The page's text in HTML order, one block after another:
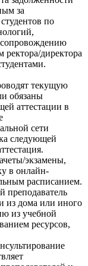
за
по
сопровождению
директора
текущую
обязаны
аттестации в
сети
следующей
экзамены,
в онлайн-
расписанием.
преподаватель
из дома или иного
из учебной
ресурсов,